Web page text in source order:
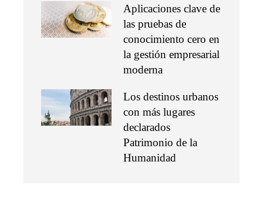
Aplicaciones clave de
las pruebas de
conocimiento cero en
la gestión empresarial
moderna
Los destinos urbanos
con más lugares
declarados
Patrimonio de la
Humanidad